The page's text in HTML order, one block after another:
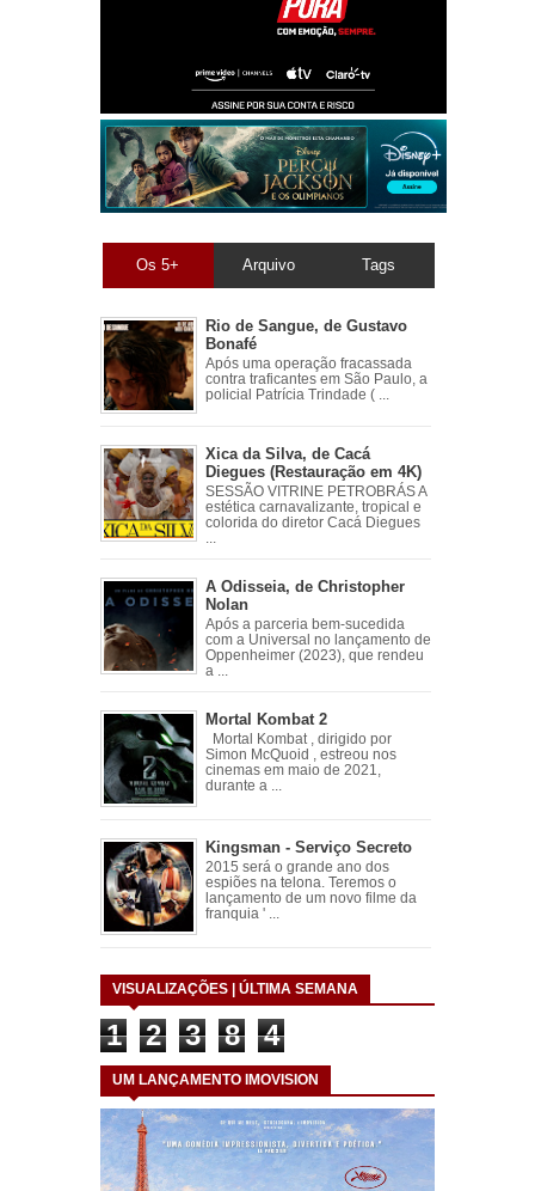
Os 5+ Arquivo Tags
Rio de Sangue, de Gustavo
Bonafé
Após uma operação fracassada
contra traficantes em São Paulo, a
policial Patrícia Trindade ( ...
Xica da Silva, de Cacá
Diegues (Restauração em 4K)
SESSÃO VITRINE PETROBRÁS A
estética carnavalizante, tropical e
colorida do diretor Cacá Diegues
A Odisseia, de Christopher
Nolan
Após a parceria bem-sucedida
com a Universal no lançamento de
Oppenheimer (2023), que rendeu
a ...
Mortal Kombat 2
Mortal Kombat , dirigido por
Simon McQuoid , estreou nos
cinemas em maio de 2021,
durante a ...
Kingsman - Serviço Secreto
2015 será o grande ano dos
espiões na telona. Teremos o
lançamento de um novo filme da
franquia ' ...
VISUALIZAÇÕES | ÚLTIMA SEMANA
1 2 3 8 4
UM LANÇAMENTO IMOVISION